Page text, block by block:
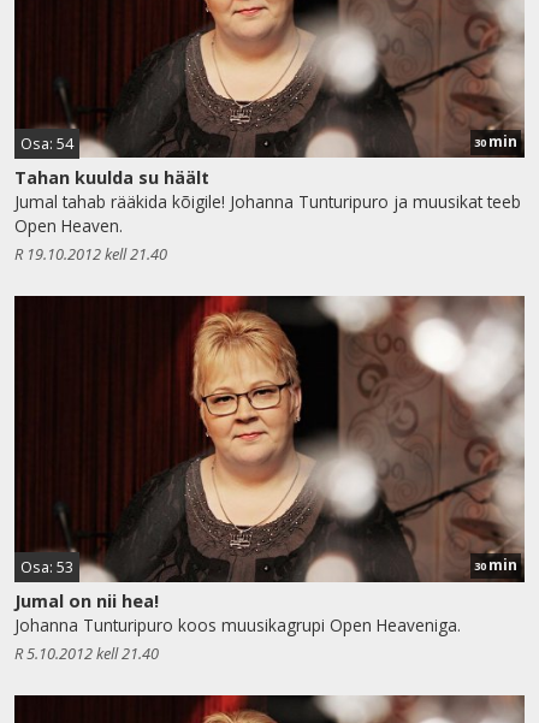
Osa: 54 30 min
Tahan kuulda su häält
Jumal tahab rääkida kõigile! Johanna Tunturipuro ja muusikat teeb
Open Heaven.
R 19.10.2012 kell 21.40
Osa: 53 30 min
Jumal on nii hea!
Johanna Tunturipuro koos muusikagrupi Open Heaveniga.
R 5.10.2012 kell 21.40